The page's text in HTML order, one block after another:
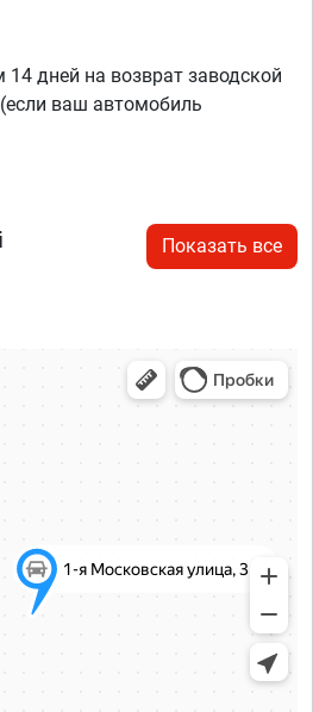
дней на возврат заводской
ваш автомобиль
Показать все